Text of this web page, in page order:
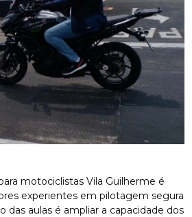
motociclistas Vila Guilherme é
experientes em pilotagem segura
das aulas é ampliar a capacidade dos